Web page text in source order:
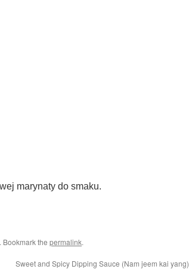
marynaty do smaku.
. Bookmark the permalink.
Sweet and Spicy Dipping Sauce (Nam jeem kai yang)